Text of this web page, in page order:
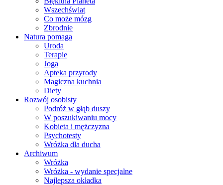
Wszechświat
Co może mózg
Zbrodnie
Natura pomaga
Uroda
Terapie
Joga
Apteka przyrody
Magiczna kuchnia
Diety
Rozwój osobisty
Podróż w głąb duszy
W poszukiwaniu mocy
Kobieta i mężczyzna
Psychotesty
Wróżka dla ducha
Archiwum
Wróżka
Wróżka - wydanie specjalne
Najlepsza okładka